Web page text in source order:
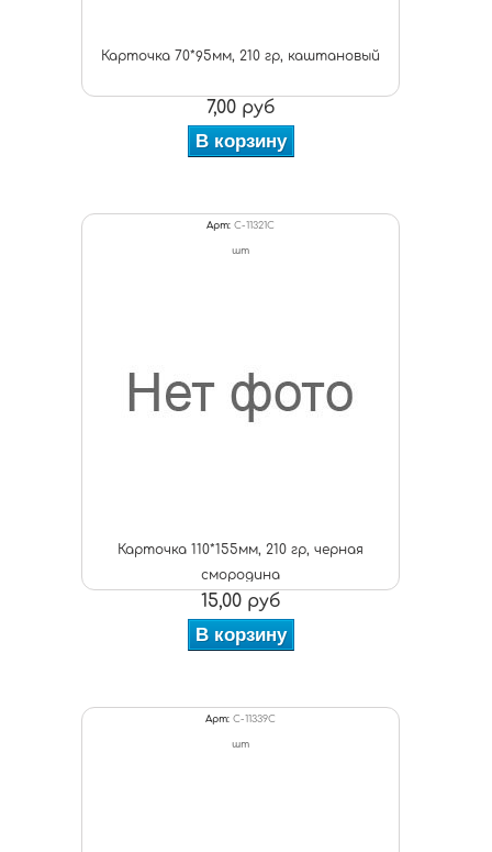
Карточка 70*95мм, 210 гр, каштановый
7,00 руб
В корзину
Арт: C-11321С
шт
Карточка 110*155мм, 210 гр, черная
смородина
15,00 руб
В корзину
Арт: C-11339С
шт